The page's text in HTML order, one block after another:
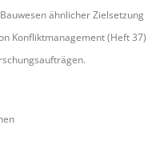
ähnlicher Zielsetzung
Konfliktmanagement (Heft 37)